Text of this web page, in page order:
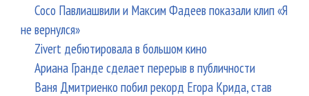
Сосо Павлиашвили и Максим Фадеев показали клип «Я
не вернулся»
Zivert дебютировала в большом кино
Ариана Гранде сделает перерыв в публичности
Ваня Дмитриенко побил рекорд Егора Крида, став